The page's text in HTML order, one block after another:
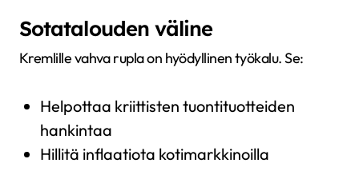
Sotatalouden väline
Kremlille vahva rupla on hyödyllinen työkalu. Se:
Helpottaa kriittisten tuontituotteiden
hankintaa
Hillitä inflaatiota kotimarkkinoilla